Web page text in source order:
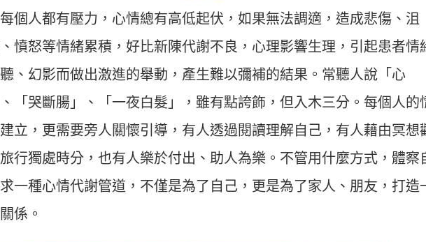
個人都有壓力，心情總有高低起伏，如果無法調適，造成悲傷、沮
憤怒等情緒累積，好比新陳代謝不良，心理影響生理，引起患者情
、幻影而做出激進的舉動，產生難以彌補的結果。常聽人說「心
「哭斷腸」、「一夜白髮」，雖有點誇飾，但入木三分。每個人的
立，更需要旁人關懷引導，有人透過閱讀理解自己，有人藉由冥想
行獨處時分，也有人樂於付出、助人為樂。不管用什麼方式，體察
一種心情代謝管道，不僅是為了自己，更是為了家人、朋友，打造
係。